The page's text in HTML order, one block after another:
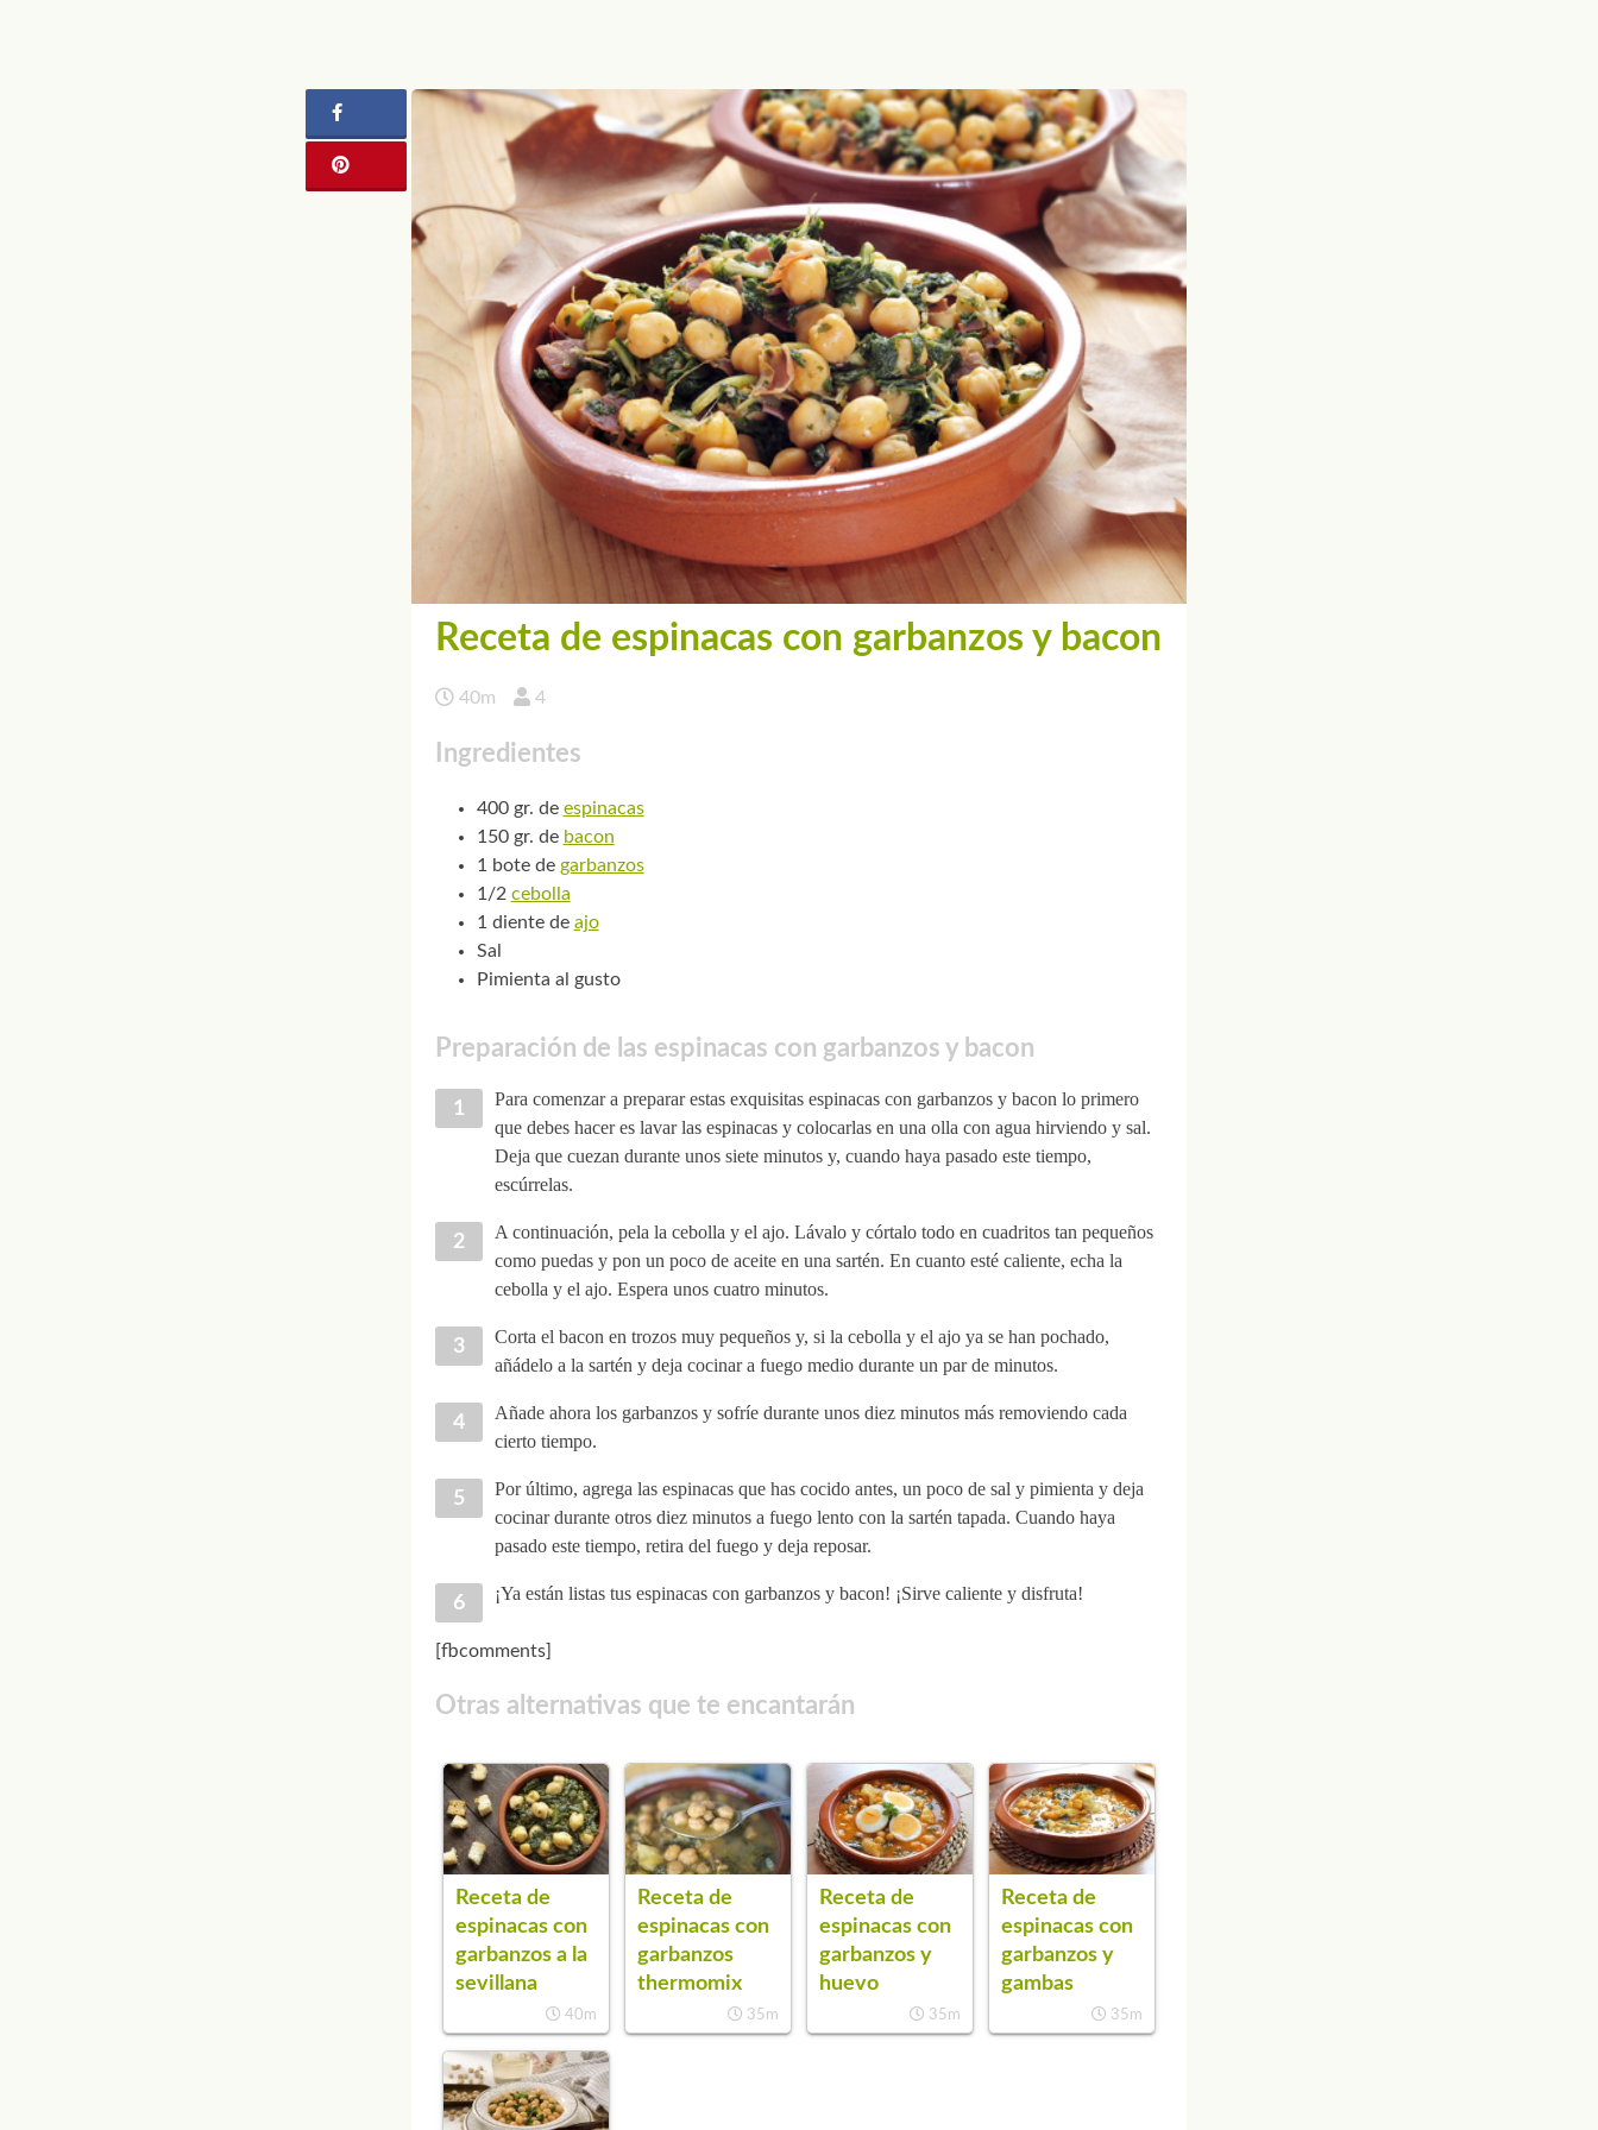
Receta de espinacas con garbanzos y bacon
40m 4
Ingredientes
400 gr. de espinacas
150 gr. de bacon
1 bote de garbanzos
1/2 cebolla
1 diente de ajo
Sal
Pimienta al gusto
Preparación de las espinacas con garbanzos y bacon
Para comenzar a preparar estas exquisitas espinacas con garbanzos y bacon lo primero
que debes hacer es lavar las espinacas y colocarlas en una olla con agua hirviendo y sal.
Deja que cuezan durante unos siete minutos y, cuando haya pasado este tiempo,
escúrrelas.
A continuación, pela la cebolla y el ajo. Lávalo y córtalo todo en cuadritos tan pequeños
como puedas y pon un poco de aceite en una sartén. En cuanto esté caliente, echa la
cebolla y el ajo. Espera unos cuatro minutos.
Corta el bacon en trozos muy pequeños y, si la cebolla y el ajo ya se han pochado,
añádelo a la sartén y deja cocinar a fuego medio durante un par de minutos.
Añade ahora los garbanzos y sofríe durante unos diez minutos más removiendo cada
cierto tiempo.
Por último, agrega las espinacas que has cocido antes, un poco de sal y pimienta y deja
cocinar durante otros diez minutos a fuego lento con la sartén tapada. Cuando haya
pasado este tiempo, retira del fuego y deja reposar.
¡Ya están listas tus espinacas con garbanzos y bacon! ¡Sirve caliente y disfruta!
[fbcomments]
Otras alternativas que te encantarán
Receta de
espinacas con
garbanzos a la
sevillana
40m
Receta de
espinacas con
garbanzos
thermomix
35m
Receta de
espinacas con
garbanzos y
huevo
35m
Receta de
espinacas con
garbanzos y
gambas
35m